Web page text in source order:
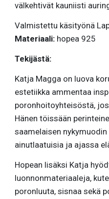
välkehtivät kauniisti
Valmistettu käsityönä
Materiaali: hopea 925
Tekijästä:
Katja Magga on luova
estetiikka ammentaa
poronhoitoyhteisöstä,
Hänen töissään
saamelaisen
ainutlaatuisia ja ajassa
Hopean lisäksi Katja
luonnonmateriaaleja,
poronluuta, sisnaa sekä